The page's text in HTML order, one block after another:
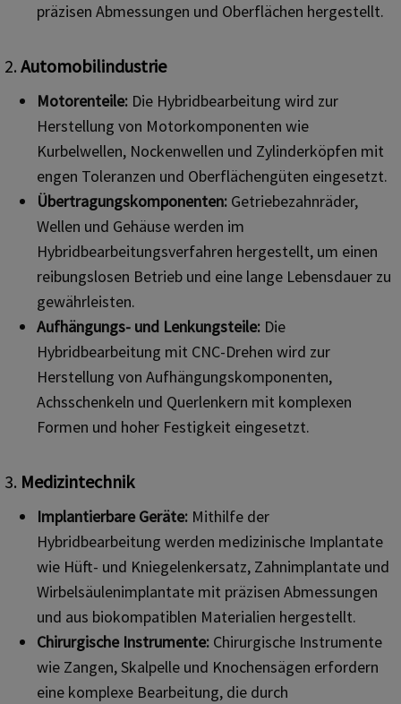
präzisen Abmessungen und Oberflächen hergestellt.
2. Automobilindustrie
Motorenteile: Die Hybridbearbeitung wird zur
Herstellung von Motorkomponenten wie
Kurbelwellen, Nockenwellen und Zylinderköpfen mit
engen Toleranzen und Oberflächengüten eingesetzt.
Übertragungskomponenten: Getriebezahnräder,
Wellen und Gehäuse werden im
Hybridbearbeitungsverfahren hergestellt, um einen
reibungslosen Betrieb und eine lange Lebensdauer zu
gewährleisten.
Aufhängungs- und Lenkungsteile: Die
Hybridbearbeitung mit CNC-Drehen wird zur
Herstellung von Aufhängungskomponenten,
Achsschenkeln und Querlenkern mit komplexen
Formen und hoher Festigkeit eingesetzt.
3. Medizintechnik
Implantierbare Geräte: Mithilfe der
Hybridbearbeitung werden medizinische Implantate
wie Hüft- und Kniegelenkersatz, Zahnimplantate und
Wirbelsäulenimplantate mit präzisen Abmessungen
und aus biokompatiblen Materialien hergestellt.
Chirurgische Instrumente: Chirurgische Instrumente
wie Zangen, Skalpelle und Knochensägen erfordern
eine komplexe Bearbeitung, die durch